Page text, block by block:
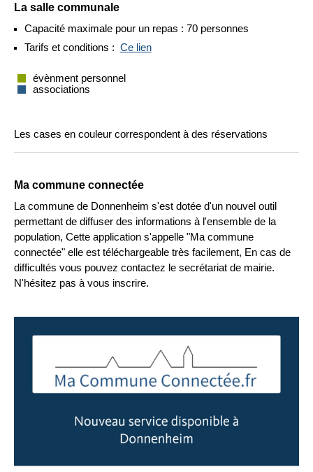
La salle communale
Capacité maximale pour un repas : 70 personnes
Tarifs et conditions : Ce lien
évènment personnel
associations
Les cases en couleur correspondent à des réservations
Ma commune connectée
La commune de Donnenheim s'est dotée d'un nouvel outil
permettant de diffuser des informations à l'ensemble de la
population, Cette application s'appelle "Ma commune
connectée" elle est téléchargeable très facilement, En cas de
difficultés vous pouvez contactez le secrétariat de mairie.
N'hésitez pas à vous inscrire.